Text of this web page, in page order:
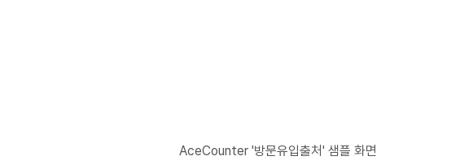
AceCounter '방문유입출처' 샘플 화면